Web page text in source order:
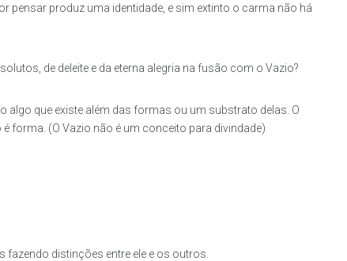
pensar produz uma identidade, e sim extinto o carma não há
de deleite e da eterna alegria na fusão com o Vazio?
algo que existe além das formas ou um substrato delas. O
forma. (O Vazio não é um conceito para divindade)
distinções entre ele e os outros.